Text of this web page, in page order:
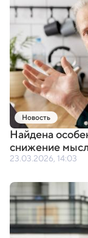
Новость
Найдена
снижение
23.03.2026, 14:03